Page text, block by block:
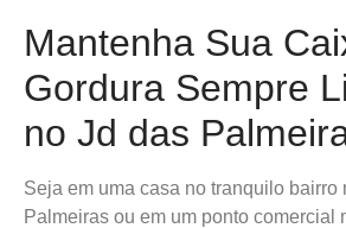
Mantenha Sua
Gordura Sempre
no Jd das
Seja em uma casa no tranquilo bairro
Palmeiras ou em um ponto comercial